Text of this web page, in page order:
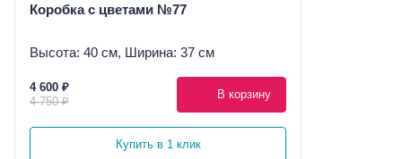
Коробка с цветами №77
Высота: 40 см, Ширина: 37 см
4 600 ₽
4 750 ₽
В корзину
Купить в 1 клик